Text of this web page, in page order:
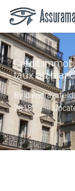
main
content
Crédit
taux au
By
2018